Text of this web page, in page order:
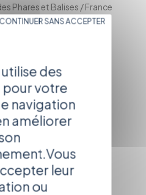
Phares et Balises / France
(pro)
des
votre
navigation
améliorer
leur
ou
CONTINUER SANS ACCEPTER